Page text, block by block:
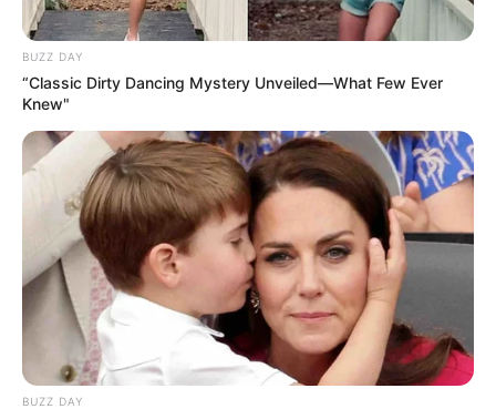
BUZZ DAY
“Classic Dirty Dancing Mystery Unveiled—What Few Ever
Knew"
BUZZ DAY